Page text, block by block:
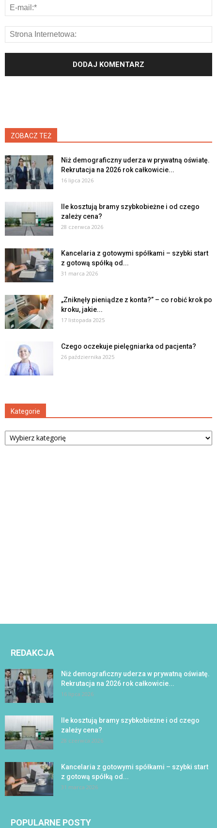
ZOBACZ TEŻ
Niż demograficzny uderza w prywatną oświatę.
Rekrutacja na 2026 rok całkowicie...
16 lipca 2026
Ile kosztują bramy szybkobieżne i od czego
zależy cena?
28 czerwca 2026
Kancelaria z gotowymi spółkami – szybki start
z gotową spółką od...
31 marca 2026
„Zniknęły pieniądze z konta?” – co robić krok po
kroku, jakie...
17 listopada 2025
Czego oczekuje pielęgniarka od pacjenta?
26 października 2025
Kategorie
Kategorie
REDAKCJA
Niż demograficzny uderza w prywatną oświatę.
Rekrutacja na 2026 rok całkowicie...
16 lipca 2026
Ile kosztują bramy szybkobieżne i od czego
zależy cena?
28 czerwca 2026
Kancelaria z gotowymi spółkami – szybki start
z gotową spółką od...
31 marca 2026
POPULARNE POSTY